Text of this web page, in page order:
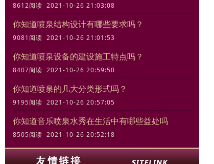
8612阅读 2021-10-26 21:03:08
你知道喷泉结构设计有哪些要求吗？
9081阅读 2021-10-26 21:01:53
你知道喷泉设备的建设施工特点吗？
8407阅读 2021-10-26 20:59:50
你知道喷泉的几大分类形式吗？
9195阅读 2021-10-26 20:57:05
你知道音乐喷泉水秀在生活中有哪些益处吗
8505阅读 2021-10-26 20:52:18